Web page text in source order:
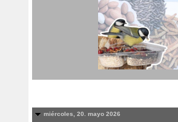
miércoles, 20. mayo 2026